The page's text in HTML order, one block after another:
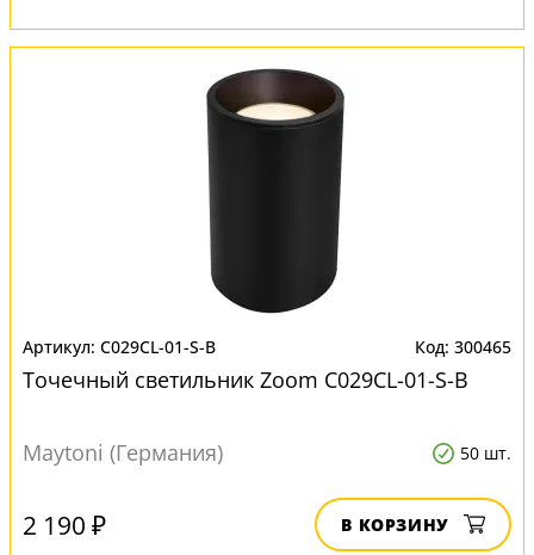
C029CL-01-S-B 300465
Точечный светильник Zoom C029CL-01-S-B
Maytoni (Германия) 50 шт.
2 190 ₽ В КОРЗИНУ